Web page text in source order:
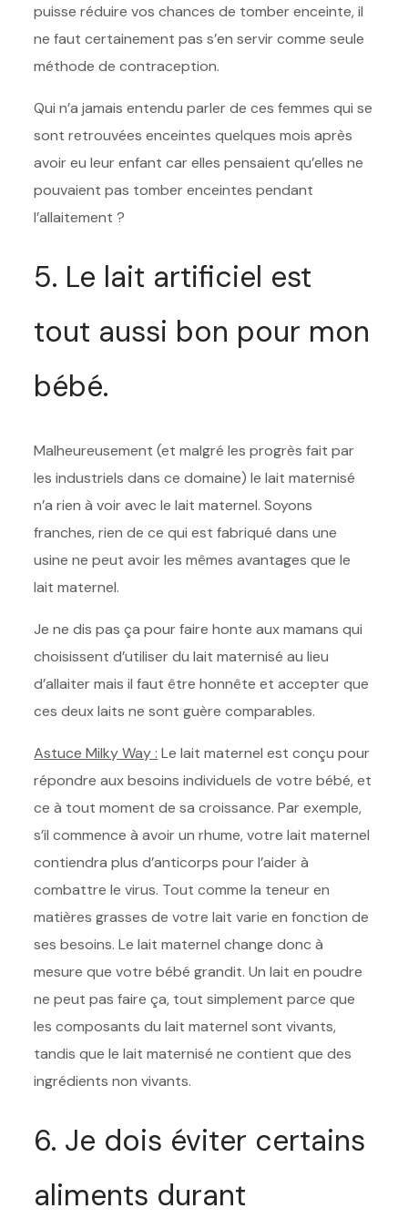
puisse réduire vos chances de tomber enceinte, il
ne faut certainement pas s’en servir comme seule
méthode de contraception.
Qui n’a jamais entendu parler de ces femmes qui se
sont retrouvées enceintes quelques mois après
avoir eu leur enfant car elles pensaient qu’elles ne
pouvaient pas tomber enceintes pendant
l’allaitement ?
5. Le lait artificiel est
tout aussi bon pour mon
bébé.
Malheureusement (et malgré les progrès fait par
les industriels dans ce domaine) le lait maternisé
n’a rien à voir avec le lait maternel. Soyons
franches, rien de ce qui est fabriqué dans une
usine ne peut avoir les mêmes avantages que le
lait maternel.
Je ne dis pas ça pour faire honte aux mamans qui
choisissent d’utiliser du lait maternisé au lieu
d’allaiter mais il faut être honnête et accepter que
ces deux laits ne sont guère comparables.
Astuce Milky Way : Le lait maternel est conçu pour
répondre aux besoins individuels de votre bébé, et
ce à tout moment de sa croissance. Par exemple,
s’il commence à avoir un rhume, votre lait maternel
contiendra plus d’anticorps pour l’aider à
combattre le virus. Tout comme la teneur en
matières grasses de votre lait varie en fonction de
ses besoins. Le lait maternel change donc à
mesure que votre bébé grandit. Un lait en poudre
ne peut pas faire ça, tout simplement parce que
les composants du lait maternel sont vivants,
tandis que le lait maternisé ne contient que des
ingrédients non vivants.
6. Je dois éviter certains
aliments durant